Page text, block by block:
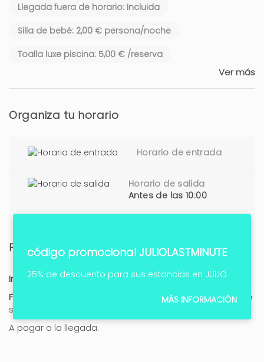
código promocional JULIOLASTMINUTE
25% de descuento para sus estancias en JULIO
MÁS INFORMACIÓN
Llegada fuera de horario: Incluida
Silla de bebé: 2,00 € persona/noche
Toalla luxe piscina: 5,00 € /reserva
Ver más
Organiza tu horario
Horario de entrada
Horario de salida
Antes de las 10:00
Fianza (reembolsable)
Importe: 600,00 € /reserva
Forma de pago:
Cobro en efectivo, Cobro en tarjeta, Se
solicita un nº de tarjeta como garantía
A pagar a la llegada.